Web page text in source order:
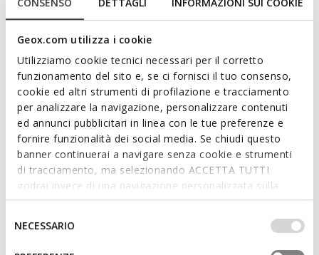
Geox.com utilizza i cookie
Utilizziamo cookie tecnici necessari per il corretto
funzionamento del sito e, se ci fornisci il tuo consenso,
cookie ed altri strumenti di profilazione e tracciamento
per analizzare la navigazione, personalizzare contenuti
ed annunci pubblicitari in linea con le tue preferenze e
fornire funzionalità dei social media. Se chiudi questo
banner continuerai a navigare senza cookie e strumenti
di tracciamento, ma selezionando ACCETTA TUTTI
godrai invece di una navigazione personalizzata sulla
base dei tuoi gusti ed interessi. Selezionando
IMPOSTAZIONI potrai anche scegliere quali cookies ed
altri strumenti di tracciamento autorizzare. Per maggiori
informazioni o per modificare in qualsiasi momento le
del
consenso
NECESSARIO
Die schlicht geformte Sandale besteht aus Material in
sich durch Atmungsaktivität und Komfort sowie durch das
anatomische Design aus.
PRODUKTCODE:J028LB000BCC4005
Mehr anzeigen
Eigenschaften
Optimale Stoßdämpfung zum Schutz und zur
Absorption von Stößen und Bodenunebenheiten
Schnelles und einfaches Anziehen
Leichte Schuhe; Ungefütterter Schaft
Klettverschluss